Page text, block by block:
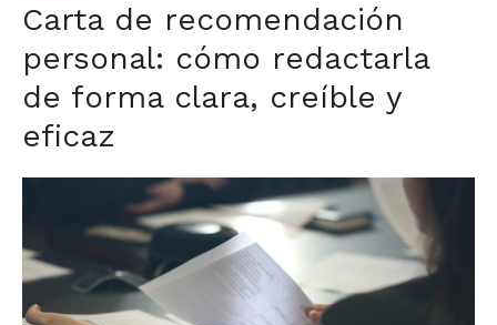
Carta de recomendación
personal: cómo redactarla
de forma clara, creíble y
eficaz